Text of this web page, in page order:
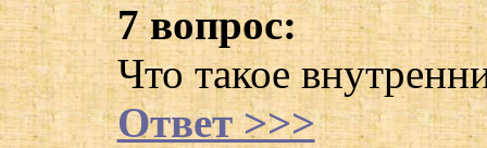
7 вопрос:
Что такое
Ответ >>>